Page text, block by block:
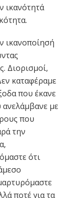
ικανότητά
ικανοποίησή
Διορισμοί,
καταφέραμε
που έκανε
ανελάμβανε με
που
την
ότι
ποτέ για τα